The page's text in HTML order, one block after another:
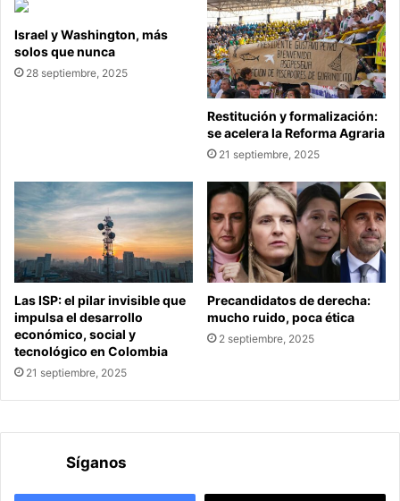
Israel y Washington, más
solos que nunca
28 septiembre, 2025
Restitución y formalización:
se acelera la Reforma Agraria
21 septiembre, 2025
Las ISP: el pilar invisible que
impulsa el desarrollo
económico, social y
tecnológico en Colombia
21 septiembre, 2025
Precandidatos de derecha:
mucho ruido, poca ética
2 septiembre, 2025
Síganos